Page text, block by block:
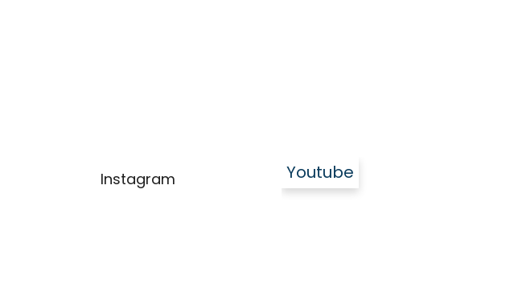
Instagram Youtube